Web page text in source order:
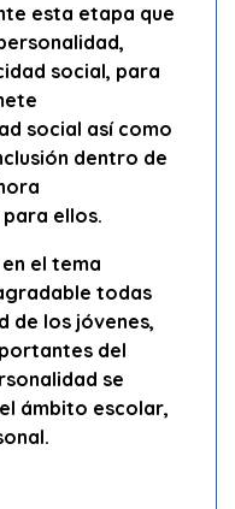
esta etapa que
social, para
social así como
dentro de
para ellos.
el tema
todas
de los jóvenes,
del
se
ámbito escolar,